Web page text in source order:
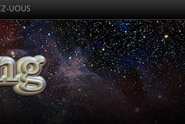
VOUS